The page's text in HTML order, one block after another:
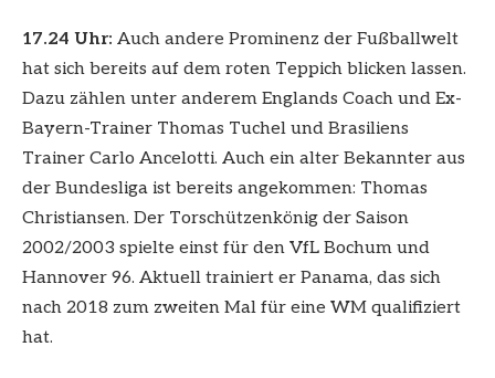
17.24 Uhr: Auch andere Prominenz der Fußballwelt
hat sich bereits auf dem roten Teppich blicken lassen.
Dazu zählen unter anderem Englands Coach und Ex-
Bayern-Trainer Thomas Tuchel und Brasiliens
Trainer Carlo Ancelotti. Auch ein alter Bekannter aus
der Bundesliga ist bereits angekommen: Thomas
Christiansen. Der Torschützenkönig der Saison
2002/2003 spielte einst für den VfL Bochum und
Hannover 96. Aktuell trainiert er Panama, das sich
nach 2018 zum zweiten Mal für eine WM qualifiziert
hat.